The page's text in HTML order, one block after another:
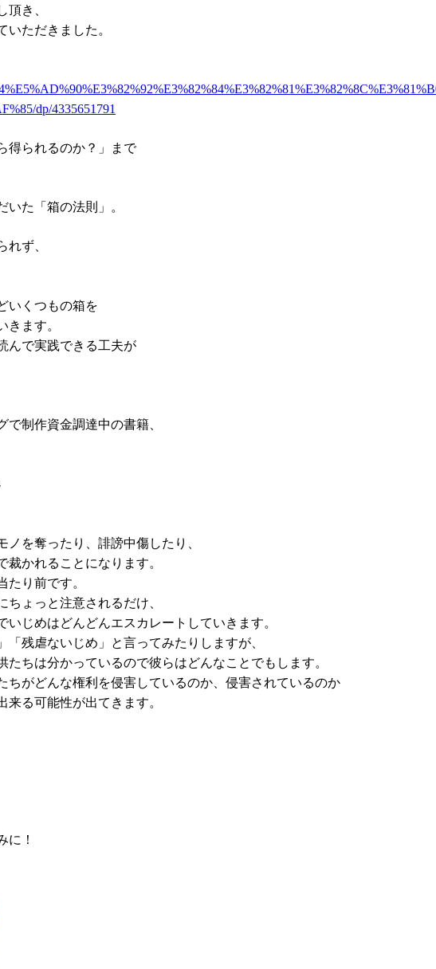
き、
いただきました。
dp/4335651791
得られるのか？」まで
た「箱の法則」。
れず、
いくつもの箱を
ます。
んで実践できる工夫が
制作資金調達中の書籍、
を奪ったり、誹謗中傷したり、
かれることになります。
り前です。
ょっと注意されるだけ、
じめはどんどんエスカレートしていきます。
残虐ないじめ」と言ってみたりしますが、
ちは分かっているので彼らはどんなことでもします。
ちがどんな権利を侵害しているのか、侵害されているのか
る可能性が出てきます。
に！